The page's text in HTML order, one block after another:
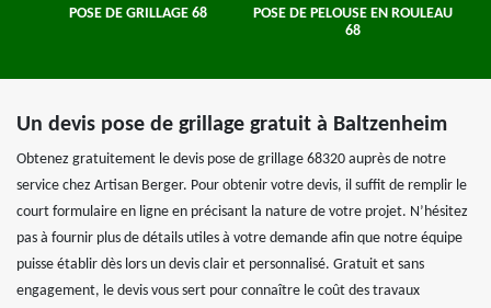
POSE DE GRILLAGE 68
POSE DE PELOUSE EN ROULEAU
68
Un devis pose de grillage gratuit à Baltzenheim
Obtenez gratuitement le devis pose de grillage 68320 auprès de notre
service chez Artisan Berger. Pour obtenir votre devis, il suffit de remplir le
court formulaire en ligne en précisant la nature de votre projet. N’hésitez
pas à fournir plus de détails utiles à votre demande afin que notre équipe
puisse établir dès lors un devis clair et personnalisé. Gratuit et sans
engagement, le devis vous sert pour connaître le coût des travaux